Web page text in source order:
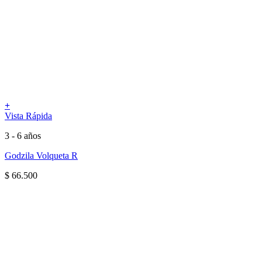
+
Vista Rápida
3 - 6 años
Godzila Volqueta R
$ 66.500